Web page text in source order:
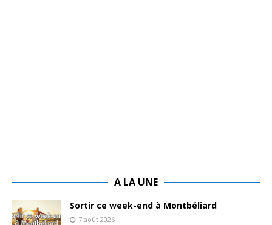
A LA UNE
Sortir ce week-end à Montbéliard
7 août 2026